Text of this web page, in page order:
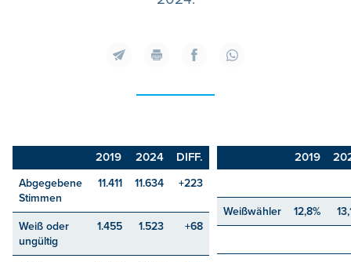
2019 2024 DIFF.
Abgegebene
Stimmen
11.411 11.634 +223
Weiß oder
ungültig
1.455 1.523 +68
2019
Weißwähler 12,8%